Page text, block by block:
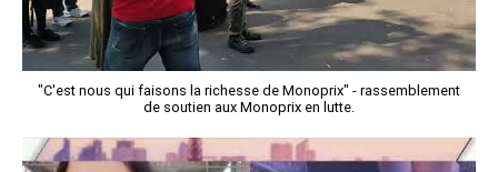
"C'est nous qui faisons la richesse de Monoprix" - rassemblement
de soutien aux Monoprix en lutte.